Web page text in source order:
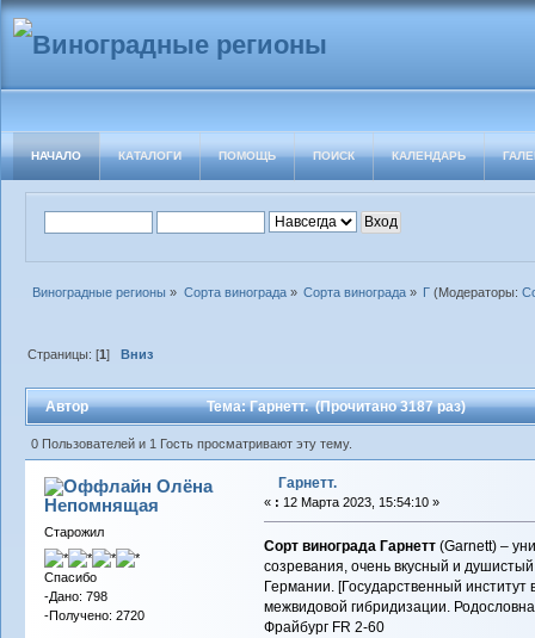
НАЧАЛО КАТАЛОГИ ПОМОЩЬ ПОИСК КАЛЕНДАРЬ
Виноградные регионы » Сорта винограда» Сорта винограда» Г (Модераторы:
Страницы: [1] Вниз
Автор Тема: Гарнетт. (Прочитано 3187 раз)
0 Пользователей и 1 Гость просматривают эту тему.
Олёна
Непомнящая
Старожил
Спасибо
-Дано: 798
-Получено: 2720
Гарнетт.
« : 12 Марта 2023, 15:54:10 »
Сорт винограда Гарнетт(Garnett) –
созревания, очень
Германии. [Государственный
межвидовой гибридизации.
Фрайбург FR 2-60